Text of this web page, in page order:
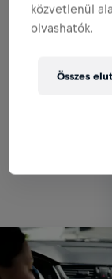
közvetlenül
olvashatók.
Összes